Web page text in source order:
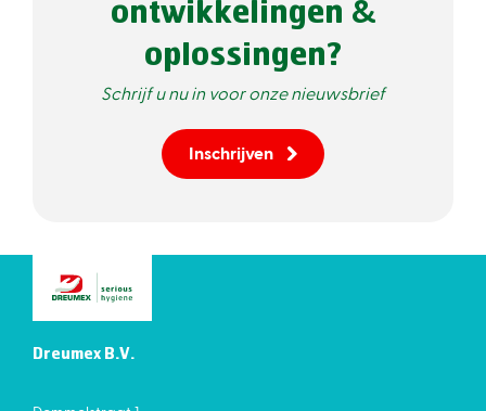
ontwikkelingen &
oplossingen?
Schrijf u nu in voor onze nieuwsbrief
Inschrijven
Dreumex B.V.